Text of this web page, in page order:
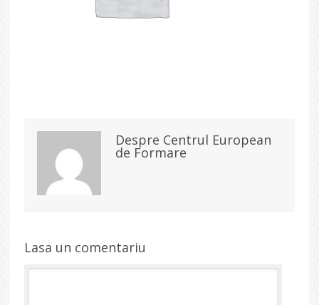
Despre Centrul European
de Formare
Lasa un comentariu